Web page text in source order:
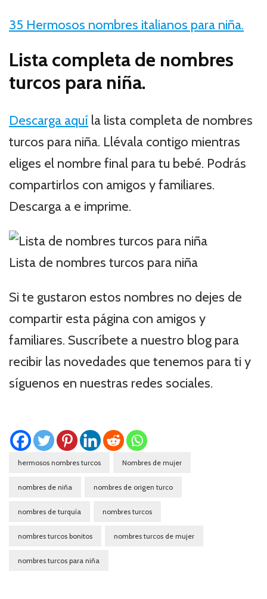
35 Hermosos nombres italianos para niña.
Lista completa de nombres
turcos para niña.
Descarga aquí la lista completa de nombres
turcos para niña. Llévala contigo mientras
eliges el nombre final para tu bebé. Podrás
compartirlos con amigos y familiares.
Descarga a e imprime.
Lista de nombres turcos para niña
Si te gustaron estos nombres no dejes de
compartir esta página con amigos y
familiares. Suscríbete a nuestro blog para
recibir las novedades que tenemos para ti y
síguenos en nuestras redes sociales.
hermosos nombres turcos Nombres de mujer
nombres de niña nombres de origen turco
nombres de turquía nombres turcos
nombres turcos bonitos nombres turcos de mujer
nombres turcos para niña